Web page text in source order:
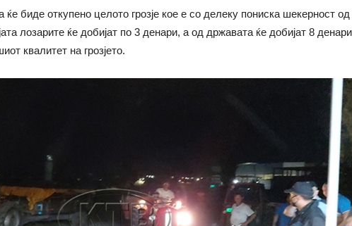
биде откупено целото грозје кое е со делеку пониска шекерност од
лозарите ќе добијат по 3 денари, а од државата ќе добијат 8 денари
квалитет на грозјето.